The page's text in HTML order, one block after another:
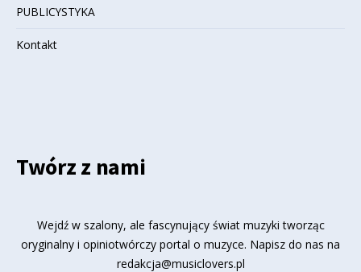
PUBLICYSTYKA
Kontakt
Twórz z nami
Wejdź w szalony, ale fascynujący świat muzyki tworząc
oryginalny i opiniotwórczy portal o muzyce. Napisz do nas na
redakcja@musiclovers.pl